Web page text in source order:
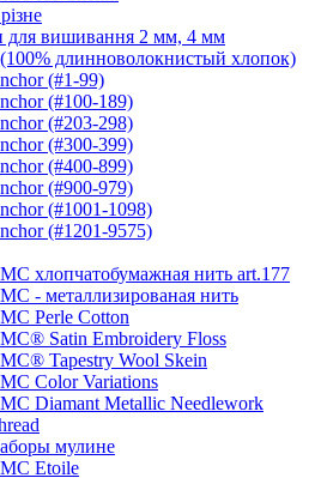
для вишивання 2 мм, 4 мм
длинноволокнистый хлопок)
(#1-99)
(#100-189)
(#203-298)
(#300-399)
(#400-899)
(#900-979)
(#1001-1098)
(#1201-9575)
хлопчатобумажная нить art.177
- металлизированая нить
Perle Cotton
Satin Embroidery Floss
Tapestry Wool Skein
Color Variations
Diamant Metallic Needlework
мулине
Etoile